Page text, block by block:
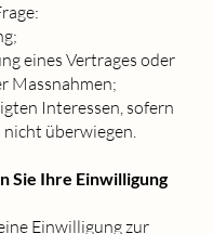
eines Vertrages oder
Massnahmen;
Interessen, sofern
nicht überwiegen.
Sie Ihre Einwilligung
Einwilligung zur